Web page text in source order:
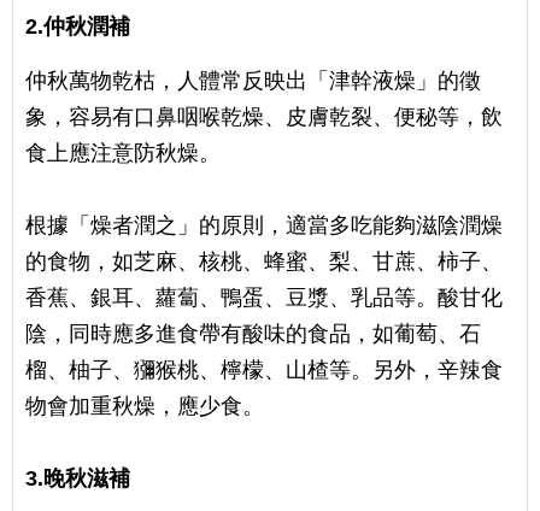
2.仲秋潤補
仲秋萬物乾枯，人體常反映出「津幹液燥」的徵
象，容易有口鼻咽喉乾燥、皮膚乾裂、便秘等，飲
食上應注意防秋燥。
根據「燥者潤之」的原則，適當多吃能夠滋陰潤燥
的食物，如芝麻、核桃、蜂蜜、梨、甘蔗、柿子、
香蕉、銀耳、蘿蔔、鴨蛋、豆漿、乳品等。酸甘化
陰，同時應多進食帶有酸味的食品，如葡萄、石
榴、柚子、獼猴桃、檸檬、山楂等。另外，辛辣食
物會加重秋燥，應少食。
3. 晚秋滋補